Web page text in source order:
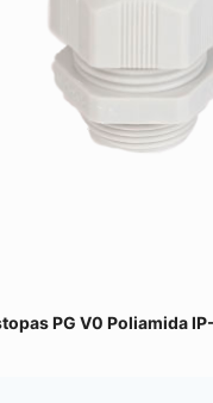
PG V0 Poliamida